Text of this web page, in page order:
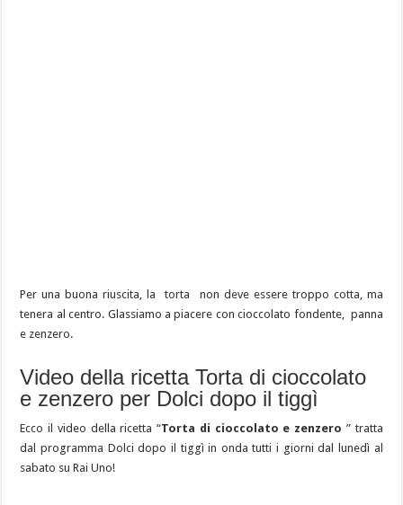
Per una buona riuscita, la torta non deve essere troppo cotta, ma
tenera al centro. Glassiamo a piacere con cioccolato fondente, panna
e zenzero.
Video della ricetta Torta di cioccolato
e zenzero per Dolci dopo il tiggì
Ecco il video della ricetta “Torta di cioccolato e zenzero ” tratta
dal programma Dolci dopo il tiggì in onda tutti i giorni dal lunedì al
sabato su Rai Uno!